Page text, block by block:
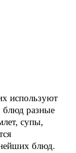
используют
блюд разные
супы,
блюд.